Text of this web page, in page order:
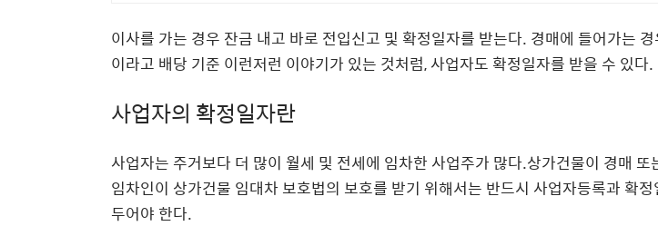
이사를 가는 경우 잔금 내고 바로 전입신고 및 확정일자를 받는다. 경매에 들어가는
이라고 배당 기준 이런저런 이야기가 있는 것처럼, 사업자도 확정일자를 받을 수 있다.
사업자의 확정일자란
사업자는 주거보다 더 많이 월세 및 전세에 임차한 사업주가 많다.상가건물이 경매 또
임차인이 상가건물 임대차 보호법의 보호를 받기 위해서는 반드시 사업자등록과 확
두어야 한다.